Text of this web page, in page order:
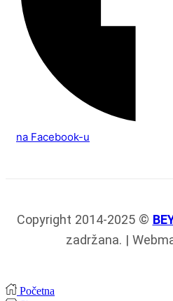
na Facebook-u
Copyright 2014-2025 ©
zadržana. |
Početna